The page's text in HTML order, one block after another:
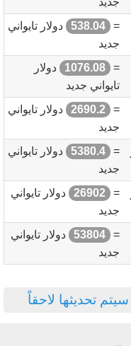
=
538.04
دولار تايواني
جديد
=
1076.08
دولار
تايواني جديد
=
2690.2
دولار تايواني
جديد
=
5380.4
دولار تايواني
جديد
=
26902
دولار تايواني
جديد
=
53804
دولار تايواني
جديد
تحديثها لاحقاً